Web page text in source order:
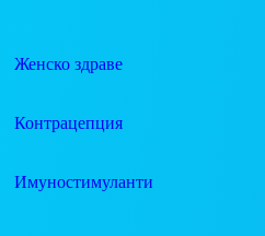
Женско здраве
Контрацепция
Имуностимуланти